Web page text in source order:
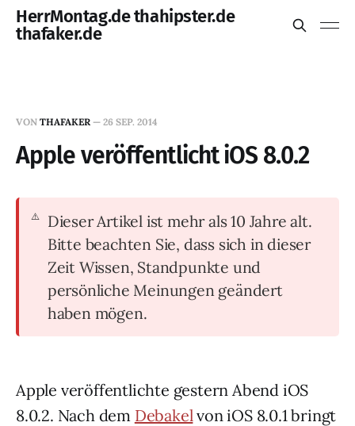
HerrMontag.de thahipster.de
thafaker.de
VON THAFAKER — 26 SEP. 2014
Apple veröffentlicht iOS 8.0.2
Dieser Artikel ist mehr als 10 Jahre alt.
Bitte beachten Sie, dass sich in dieser
Zeit Wissen, Standpunkte und
persönliche Meinungen geändert
haben mögen.
Apple veröffentlichte gestern Abend iOS
8.0.2. Nach dem Debakelvon iOS 8.0.1 bringt